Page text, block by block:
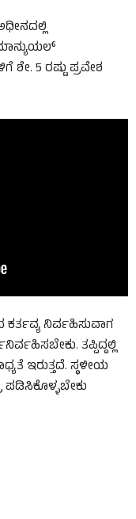
5 ರಷ್ಟು ಪ್ರವೇಶ
ಕರ್ತವ್ಯ ನಿರ್ವಹಿಸುವಾಗ
ತಪ್ಪಿದ್ದಲ್ಲಿ
ಇರುತ್ತದೆ. ಸ್ಥಳೀಯ
ಪಡಿಸಿಕೊಳ್ಳಬೇಕು